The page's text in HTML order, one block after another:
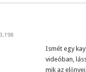
3,198
Ismét egy
videóban,
mik az